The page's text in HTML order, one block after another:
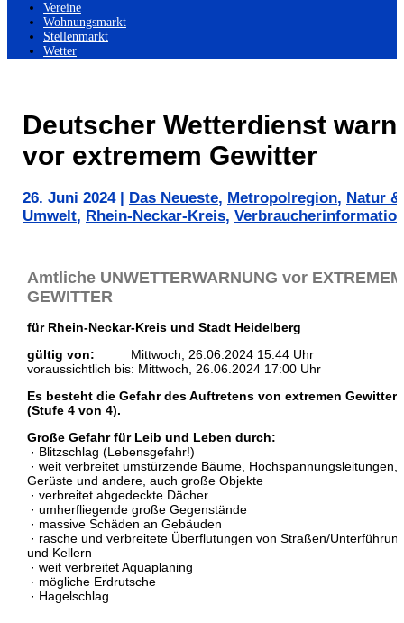
Vereine
Wohnungsmarkt
Stellenmarkt
Wetter
Deutscher Wetterdienst
vor extremem Gewitter
26. Juni 2024| Das Neueste, Metropolregion, Natur &
Umwelt, Rhein-Neckar-Kreis,
Amtliche UNWETTERWARNUNG vor EXTREMEM
GEWITTER
für Rhein-Neckar-Kreis und Stadt Heidelberg
gültig von:
Mittwoch, 26.06.2024 15:44 Uhr
voraussichtlich bis: Mittwoch, 26.06.2024 17:00 Uhr
Es besteht die Gefahr des Auftretens von extremen Gewittern
(Stufe 4 von 4).
Große Gefahr für Leib und Leben durch:
· Blitzschlag (Lebensgefahr!)
· weit verbreitet umstürzende Bäume, Hochspannungsleitungen,
Gerüste und andere, auch große Objekte
· verbreitet abgedeckte Dächer
· umherfliegende große Gegenstände
· massive Schäden an Gebäuden
· rasche und verbreitete Überflutungen von Straßen/
und Kellern
· weit verbreitet Aquaplaning
· mögliche Erdrutsche
· Hagelschlag